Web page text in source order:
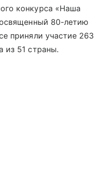
конкурса «Наша
80-летию
приняли участие 263
из 51 страны.